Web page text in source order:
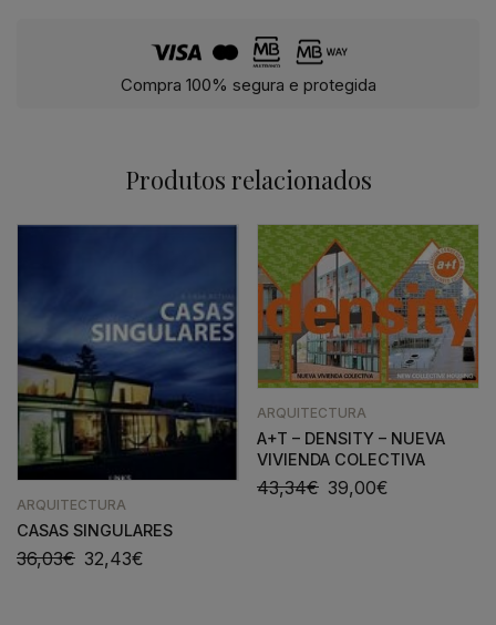
Compra 100% segura e protegida
Produtos relacionados
ARQUITECTURA
CASAS SINGULARES
36,03€ 32,43€
ARQUITECTURA
A+T – DENSITY – NUEVA
VIVIENDA COLECTIVA
43,34€ 39,00€